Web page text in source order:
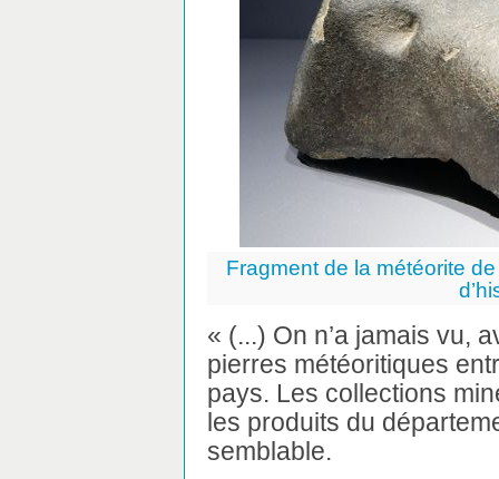
Fragment de la météorite
« (...) On n’a jamais vu,
pierres météoritiques
pays. Les collections
les produits du
semblable.